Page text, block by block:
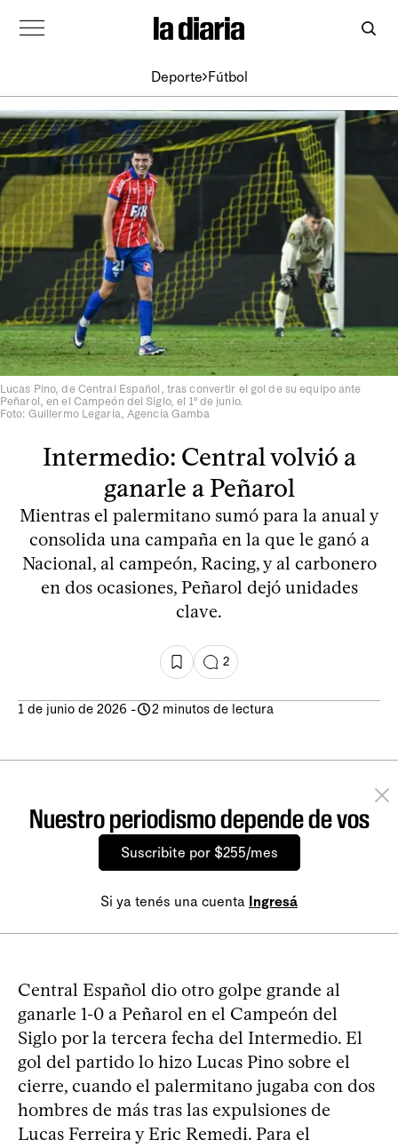
Deporte Fútbol
Lucas Pino, de Central Español, tras convertir el gol de su equipo ante
Peñarol, en el Campeón del Siglo, el 1º de junio.
Foto: Guillermo Legaria, Agencia Gamba
Intermedio: Central volvió a
ganarle a Peñarol
Mientras el palermitano sumó para la anual y
consolida una campaña en la que le ganó a
Nacional, al campeón, Racing, y al carbonero
en dos ocasiones, Peñarol dejó unidades
clave.
2
1 de junio de 2026 - 2 minutos de lectura
Nuestro periodismo depende de vos
Suscribite por $255/mes
Si ya tenés una cuenta Ingresá
Central Español dio otro golpe grande al
ganarle 1-0 a Peñarol en el Campeón del
Siglo por la tercera fecha del Intermedio. El
gol del partido lo hizo Lucas Pino sobre el
cierre, cuando el palermitano jugaba con dos
hombres de más tras las expulsiones de
Lucas Ferreira y Eric Remedi. Para el